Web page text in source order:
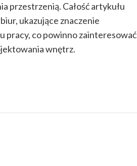
przestrzenią. Całość artykułu
ukazujące znaczenie
pracy, co powinno zainteresować
wnętrz.